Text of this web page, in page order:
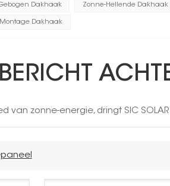
Dakhaak Zonne-Hellende Dakhaak
Dakhaak
van zonne-energie, dringt SIC